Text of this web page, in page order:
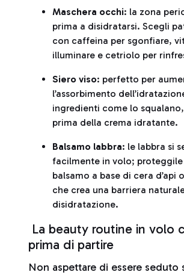
Maschera occhi: la zona
prima a disidratarsi. Scegli
con caffeina per sgonfiare,
illuminare e cetriolo per
Siero viso: perfetto per
l’assorbimento
ingredienti come lo
prima della crema idratante.
Balsamo labbra: le labbra si
facilmente in volo; proteggile
balsamo a base di cera d’api
che crea una barriera
disidratazione.
La beauty routine in volo
prima di partire
Non aspettare di essere seduto